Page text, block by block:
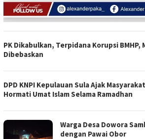
PK Dikabulkan, Terpidana Korupsi BMHP,
Dibebaskan
DPD KNPI Kepulauan Sula Ajak
Hormati Umat Islam Selama Ramadhan
Warga Desa Dowora
dengan Pawai Obor